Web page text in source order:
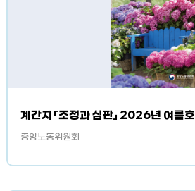
계간지 「조정과 심판」 2026년 여름호
중앙노동위원회